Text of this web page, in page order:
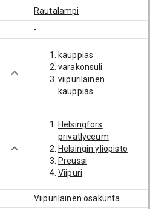
Rautalampi
-
kauppias
varakonsuli
viipurilainen
kauppias
Helsingfors
privatlyceum
Helsingin yliopisto
Preussi
Viipuri
Viipurilainen osakunta